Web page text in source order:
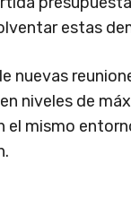
estas
nuevas
niveles de
el mismo